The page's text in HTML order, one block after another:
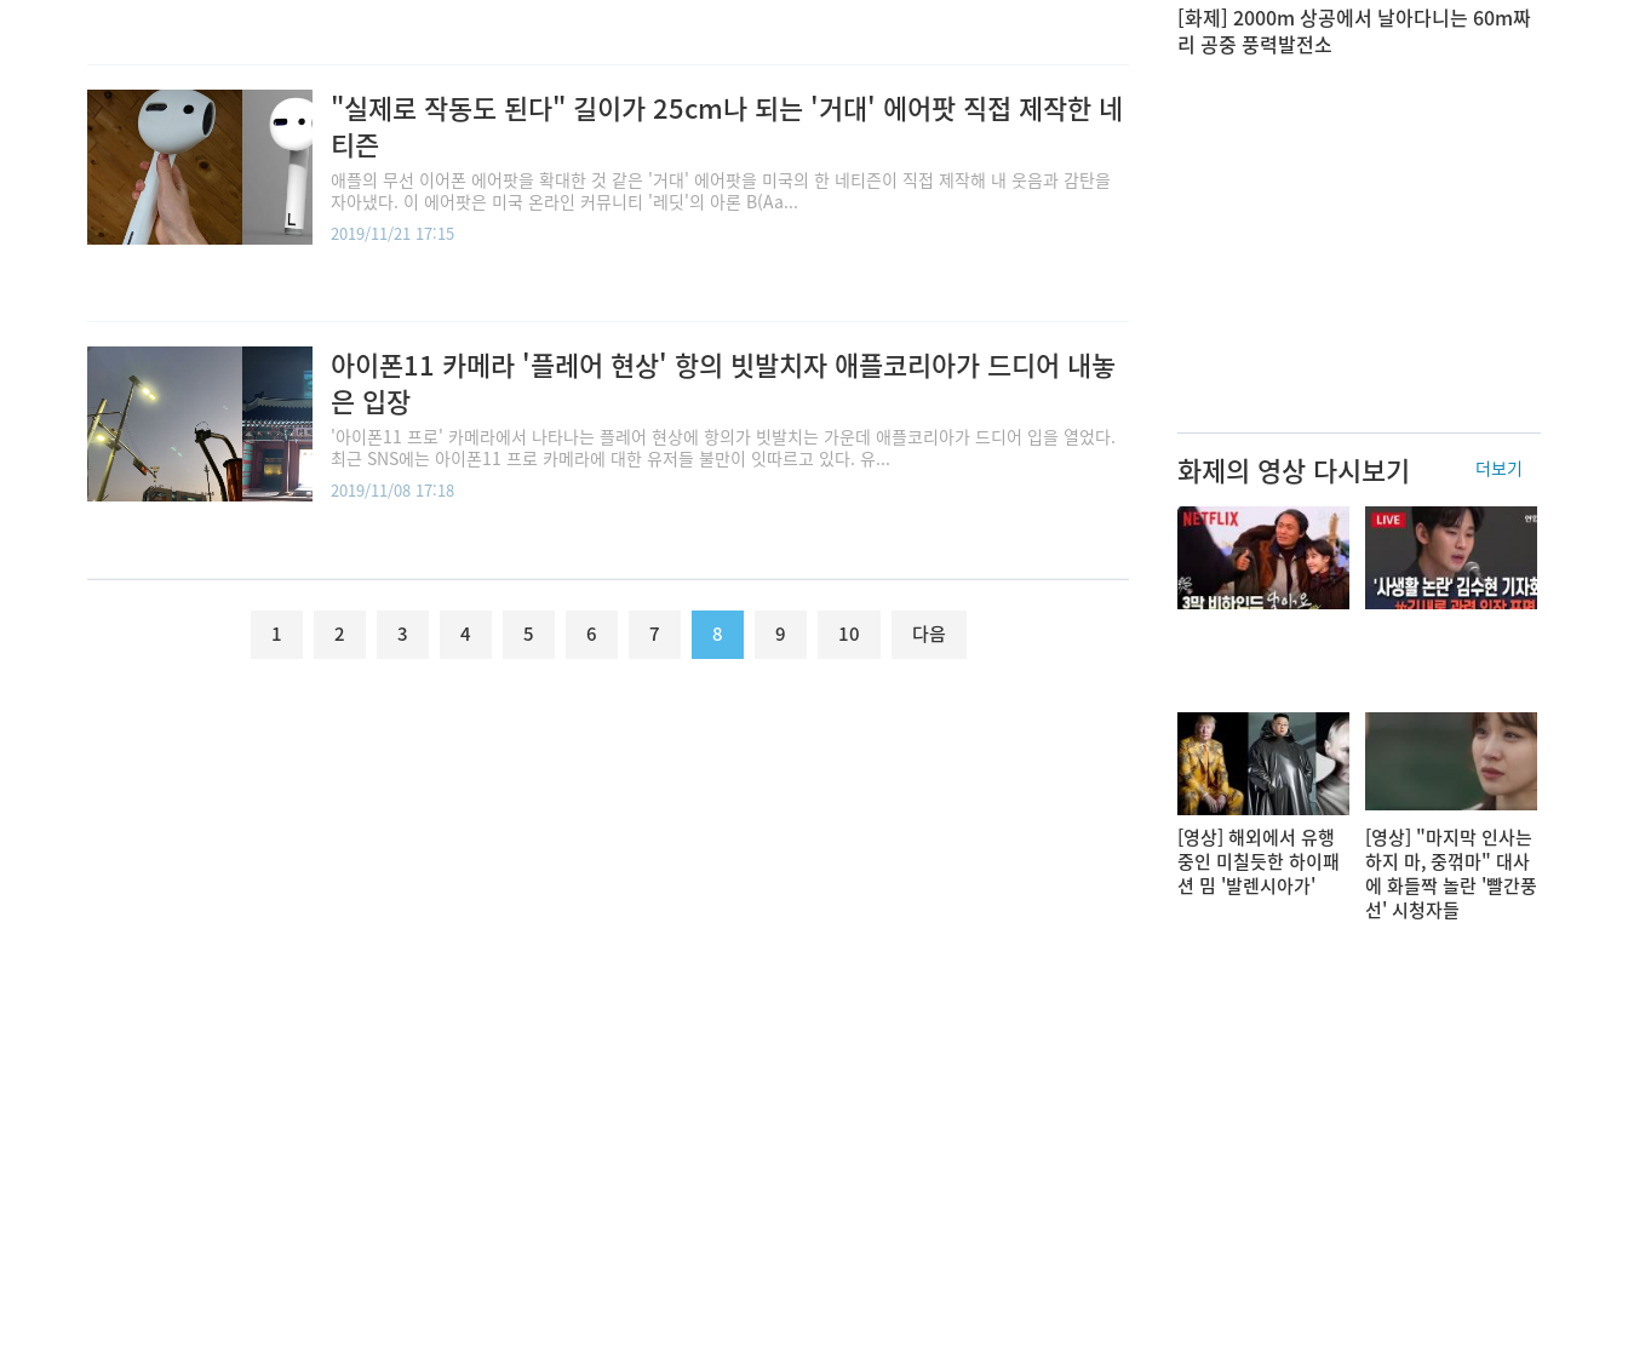
"실제로 작동도 된다" 길이가 25cm나 되는 '거대' 에어팟 직접 제작한 네
티즌
애플의 무선 이어폰 에어팟을 확대한 것 같은 '거대' 에어팟을 미국의 한 네티즌이 직접 제작해 내 웃음과 감탄을
자아냈다. 이 에어팟은 미국 온라인 커뮤니티 '레딧'의 아론 B(Aa...
2019/11/21 17:15
아이폰11 카메라 '플레어 현상' 항의 빗발치자 애플코리아가 드디어 내놓
은 입장
'아이폰11 프로' 카메라에서 나타나는 플레어 현상에 항의가 빗발치는 가운데 애플코리아가 드디어 입을 열었다.
최근 SNS에는 아이폰11 프로 카메라에 대한 유저들 불만이 잇따르고 있다. 유...
2019/11/08 17:18
1 2 3 4 5 6 7 8 9 10 다음
[화제] 2000m 상공에서 날아다니는 60m짜
리 공중 풍력발전소
화제의 영상 다시보기 더보기
[영상] 해외에서 유행
중인 미칠듯한 하이패
션 밈 '발렌시아가'
[영상] "마지막 인사는
하지 마, 중꺾마" 대사
에 화들짝 놀란 '빨간풍
선' 시청자들